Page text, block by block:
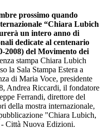
prossimo quando
“Chiara Lubich
un intero anno di
dedicate al centenario
2008) del Movimento dei
stampa Chiara Lubich
la Sala Stampa Estera a
di Maria Voce, presidente
Andrea Riccardi, il fondatore
Ferrandi, direttore del
della mostra internazionale,
"Chiara Lubich,
Città Nuova Edizioni.